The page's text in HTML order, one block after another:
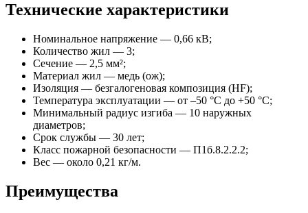
Технические характеристики
Номинальное напряжение — 0,66 кВ;
Количество жил — 3;
Сечение — 2,5 мм²;
Материал жил — медь (ож);
Изоляция — безгалогеновая композиция (HF);
Температура эксплуатации — от –50 °C до +50 °C;
Минимальный радиус изгиба — 10 наружных
диаметров;
Срок службы — 30 лет;
Класс пожарной безопасности — П1б.8.2.2.2;
Вес — около 0,21 кг/м.
Преимущества